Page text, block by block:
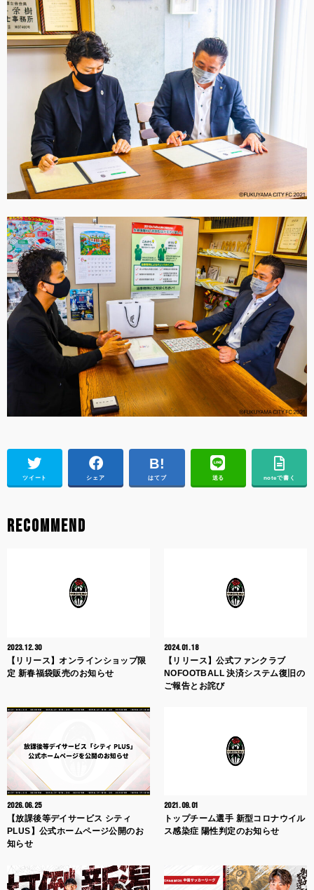
ツイート シェア はてブ 送る noteで書く
RECOMMEND
2023.12.30
【リリース】オンラインショップ限
定 新春福袋販売のお知らせ
2024.01.18
【リリース】公式ファンクラブ
NOFOOTBALL 決済システム復旧の
ご報告とお詫び
2026.06.25
【放課後等デイサービス シティ
PLUS】公式ホームページ公開のお
知らせ
2021.09.01
トップチーム選手 新型コロナウイル
ス感染症 陽性判定のお知らせ